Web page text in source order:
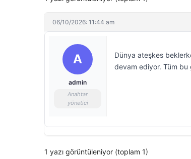
06/10/2026: 11:44 am
A
admin
Anahtar
yönetici
Dünya ateşkes
devam ediyor. Tüm bu
1 yazı görüntüleniyor (toplam 1)